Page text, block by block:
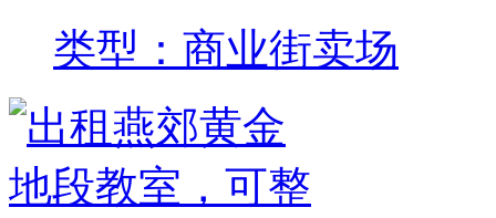
类型：商业街卖场